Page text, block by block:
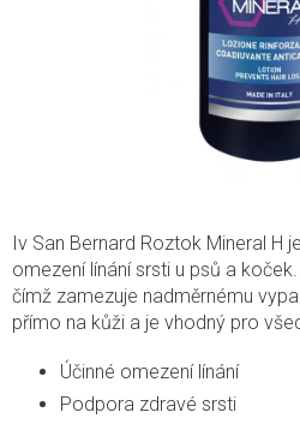
Iv San Bernard Roztok Mineral H
omezení línání srsti u psů a
čímž zamezuje nadměrnému
přímo na kůži a je vhodný pro
Účinné omezení línání
Podpora zdravé srsti